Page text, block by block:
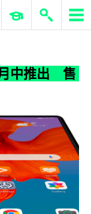
ERP 與商業 AI
中推出 售